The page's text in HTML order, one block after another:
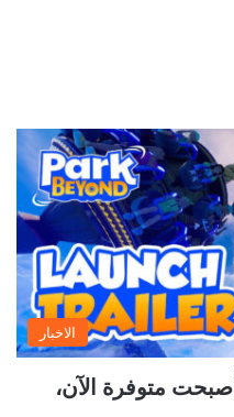
الاخبار
لعبة Park Beyond أصبحت متوفرة الآن،